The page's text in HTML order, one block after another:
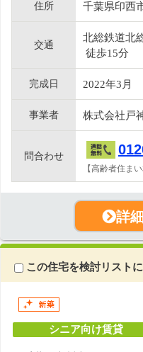
住所 千葉県印西
交通
北総鉄道北
徒歩15分
完成日 2022年3月
事業者 株式会社戸
問合わせ
【高齢者住まい
詳
この住宅を検討リスト
シニア向け賃貸